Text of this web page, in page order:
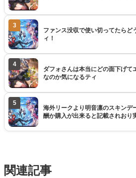
3
ファンス没収で使い切ってたら
ィ！
4
ダフォさんは本当にどの面下げて
なのか気になるティ
5
海外リークより明音凛のスキンデ
酬か購入が出来ると記載されおり
関連記事